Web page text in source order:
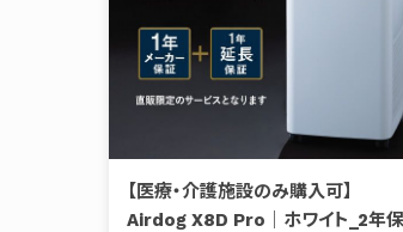
【医療・介護施設のみ購入可】
Airdog X8D Pro｜ホワイト_2年保